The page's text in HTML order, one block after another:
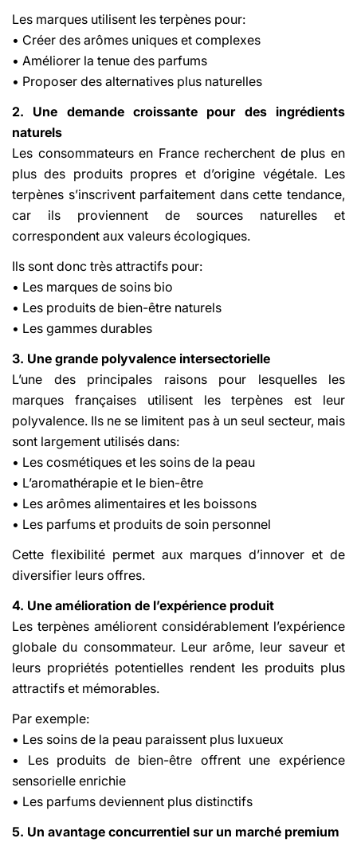
Les marques utilisent les terpènes pour:
• Créer des arômes uniques et complexes
• Améliorer la tenue des parfums
• Proposer des alternatives plus naturelles
2. Une demande croissante pour des ingrédients
naturels
Les consommateurs en France recherchent de plus en
plus des produits propres et d’origine végétale. Les
terpènes s’inscrivent parfaitement dans cette tendance,
car ils proviennent de sources naturelles et
correspondent aux valeurs écologiques.
Ils sont donc très attractifs pour:
• Les marques de soins bio
• Les produits de bien-être naturels
• Les gammes durables
3. Une grande polyvalence intersectorielle
L’une des principales raisons pour lesquelles les
marques françaises utilisent les terpènes est leur
polyvalence. Ils ne se limitent pas à un seul secteur, mais
sont largement utilisés dans:
• Les cosmétiques et les soins de la peau
• L’aromathérapie et le bien-être
• Les arômes alimentaires et les boissons
• Les parfums et produits de soin personnel
Cette flexibilité permet aux marques d’innover et de
diversifier leurs offres.
4. Une amélioration de l’expérience produit
Les terpènes améliorent considérablement l’expérience
globale du consommateur. Leur arôme, leur saveur et
leurs propriétés potentielles rendent les produits plus
attractifs et mémorables.
Par exemple:
• Les soins de la peau paraissent plus luxueux
• Les produits de bien-être offrent une expérience
sensorielle enrichie
• Les parfums deviennent plus distinctifs
5. Un avantage concurrentiel sur un marché premium